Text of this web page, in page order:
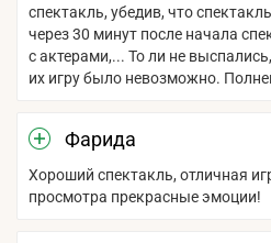
спектакль, убедив, что
через 30 минут после начала
с актерами,... То ли не
их игру было невозможно.
Фарида
Хороший спектакль, отличная
просмотра прекрасные эмоции!